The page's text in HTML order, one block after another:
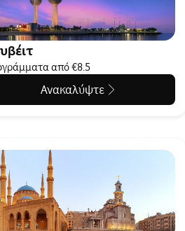
από €8.5
Ανακαλύψτε